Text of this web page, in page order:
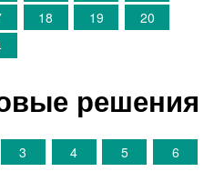
18 19
20
решения
3 4 5
6